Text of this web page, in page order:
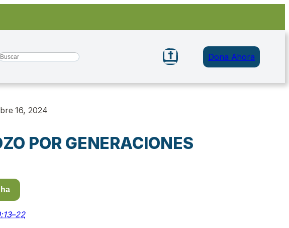
Dona Ahora
16, 2024
POR GENERACIONES